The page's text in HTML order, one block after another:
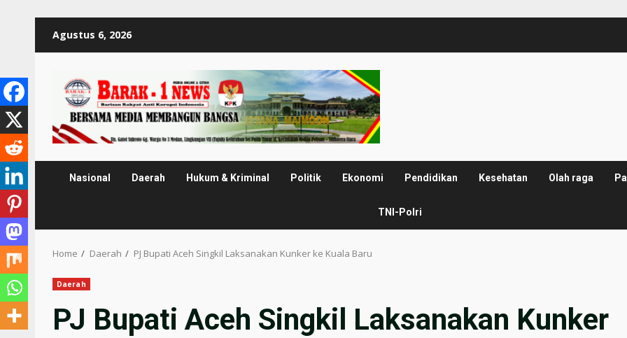
Agustus 6, 2026
Nasional Daerah Hukum & Kriminal Politik Ekonomi Pendidikan Kesehatan Olah raga
TNI-Polri
Home Daerah PJ Bupati Aceh Singkil Laksanakan Kunker ke Kuala Baru
Daerah
PJ Bupati Aceh Singkil Laksanakan Kunker